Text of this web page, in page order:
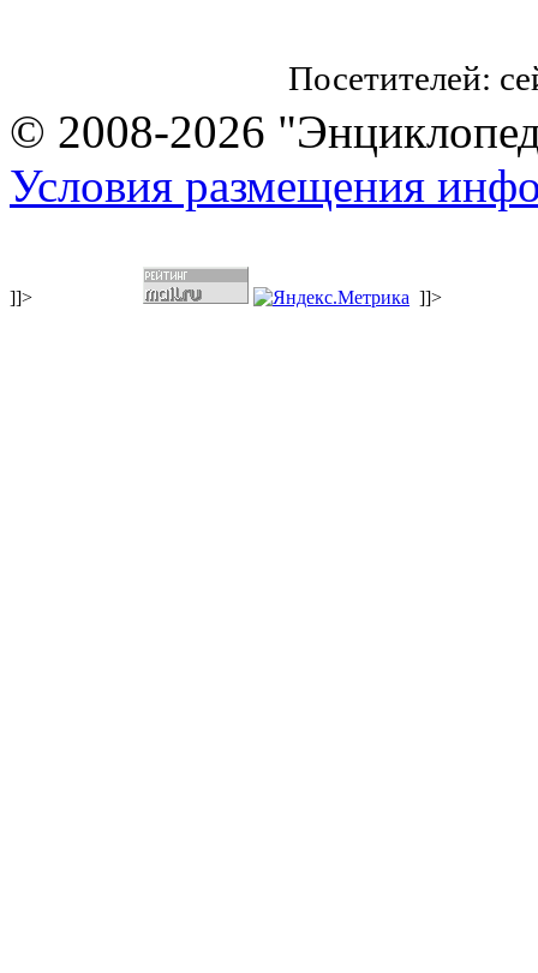
Посетителей:
© 2008-2026
Условия размещения
]]> ]]>